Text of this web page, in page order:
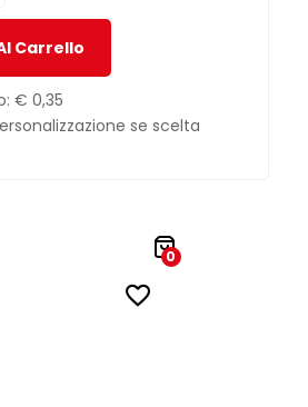
Carrello
€ 0,35
se scelta
0